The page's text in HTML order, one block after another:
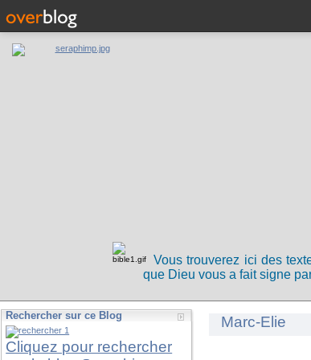
Vous trouverez ici des
que Dieu vous a fait signe
Rechercher sur ce Blog
Cliquez pour rechercher
Marc-Elie